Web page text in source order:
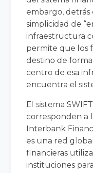
embargo, detrás
simplicidad de
infraestructura
permite que los
destino de forma
centro de esa
encuentra el
El sistema
corresponden a
Interbank
es una red
financieras
instituciones